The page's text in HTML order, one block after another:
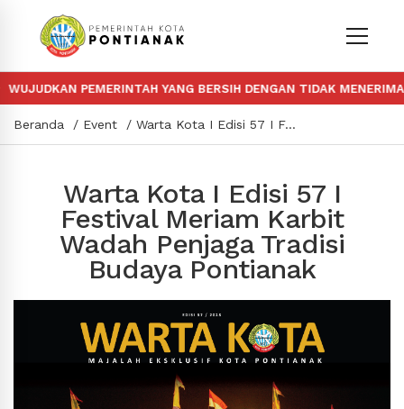
PEMERINTAH YANG BERSIH DENGAN TIDAK MENERIMA
Beranda Event Warta Kota I Edisi 57 I Festival Meriam Karbit Wadah Penjaga Tradisi Budaya Pontianak
Warta Kota I Edisi 57 I
Festival Meriam Karbit
Wadah Penjaga Tradisi
Budaya Pontianak